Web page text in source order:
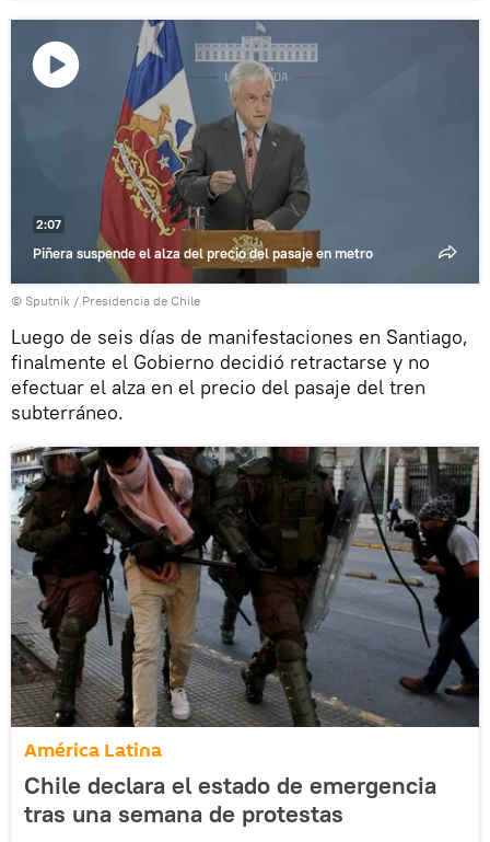
Piñera suspende el alza del precio del pasaje en metro
2:07
© Sputnik / Presidencia de Chile
Luego de seis días de manifestaciones en Santiago,
finalmente el Gobierno decidió retractarse y no
efectuar el alza en el precio del pasaje del tren
subterráneo.
América Latina
Chile declara el estado de emergencia
tras una semana de protestas